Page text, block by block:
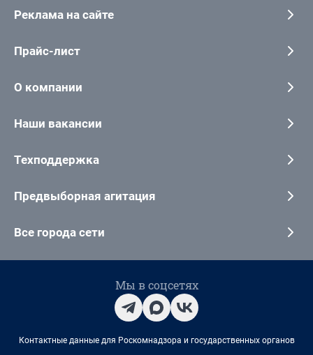
Реклама на сайте
Прайс-лист
О компании
Наши вакансии
Техподдержка
Предвыборная агитация
Все города сети
Мы в соцсетях
Контактные данные для Роскомнадзора и государственных органов